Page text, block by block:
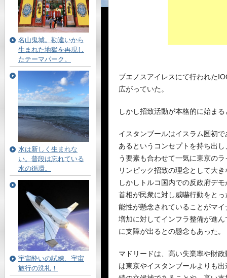
ブエノスアイレスにて行われた
広がっていた。
しかし招致活動が本格的に始まる
イスタンブールはイスラム圏初
あるというコンセプトを持ち出
う要素も合わせて一気に東京の
リンピック招致の理念として大
しかしトルコ国内での反政府デ
首相が民衆に対し威嚇行動をと
能性が懸念されていることがマ
増加に対してインフラ整備が進
に支障が出るとの懸念もあった。
マドリードは、高い失業率や財
は東京やイスタンブールよりも
名山鬼城。勘違いから
生まれた地獄を再現し
たテーマパーク。
水は新しく生まれな
い。普段は忘れている
水の循環。
宇宙酔いの試練、宇宙
旅行の洗礼！